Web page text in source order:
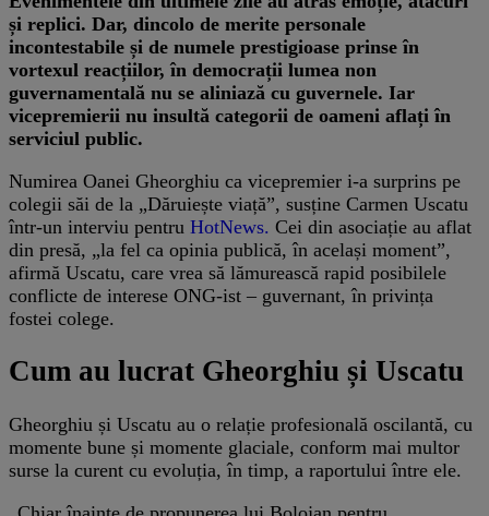
și replici. Dar, dincolo de merite personale
incontestabile și de numele prestigioase prinse în
vortexul reacțiilor, în democrații lumea non
guvernamentală nu se aliniază cu guvernele. Iar
vicepremierii nu insultă categorii de oameni aflați în
serviciul public.
Numirea Oanei Gheorghiu ca vicepremier i-a surprins pe
colegii săi de la „Dăruiește viață”, susține Carmen Uscatu
într-un interviu pentru HotNews. Cei din asociație au aflat
din presă, „la fel ca opinia publică, în același moment”,
afirmă Uscatu, care vrea să lămurească rapid posibilele
conflicte de interese ONG-ist – guvernant, în privința
fostei colege.
Cum au lucrat Gheorghiu și Uscatu
Gheorghiu și Uscatu au o relație profesională oscilantă, cu
momente bune și momente glaciale, conform mai multor
surse la curent cu evoluția, în timp, a raportului între ele.